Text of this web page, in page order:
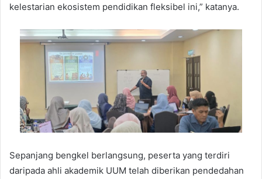
kelestarian ekosistem pendidikan fleksibel ini,” katanya.
Sepanjang bengkel berlangsung, peserta yang terdiri
daripada ahli akademik UUM telah diberikan pendedahan